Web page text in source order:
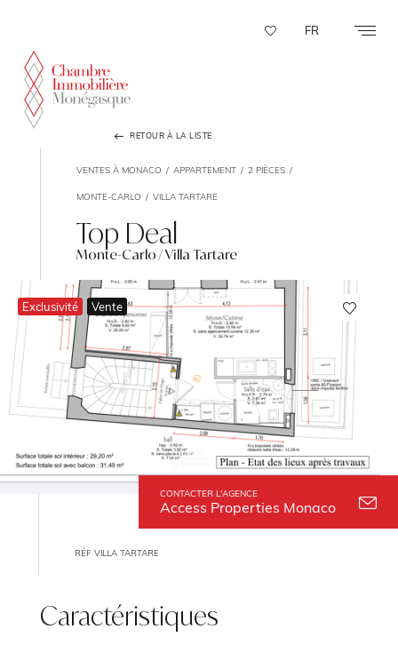
FR
RETOUR À LA LISTE
VENTES À MONACO APPARTEMENT 2 PIÈCES
MONTE-CARLO VILLA TARTARE
Top Deal
Monte-Carlo / Villa Tartare
CONTACTER L'AGENCE
Access Properties Monaco
Exclusivité Vente
RÉF VILLA TARTARE
Caractéristiques